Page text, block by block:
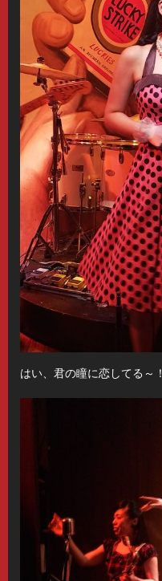
はい、君の瞳に恋してる～！